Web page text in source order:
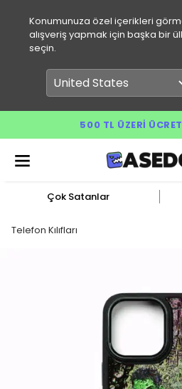
Konumunuza özel içerikleri
alışveriş yapmak için başka bir
seçin.
500 TL ÜZERI
Çok Satanlar
Telefon Kılıfları